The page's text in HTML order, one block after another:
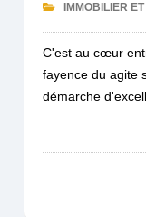
IMMOBILIER
C'est au cœur
fayence du agite
démarche